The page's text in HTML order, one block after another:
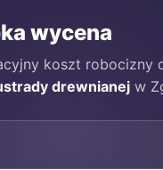
wycena
koszt robocizny
drewnianej w